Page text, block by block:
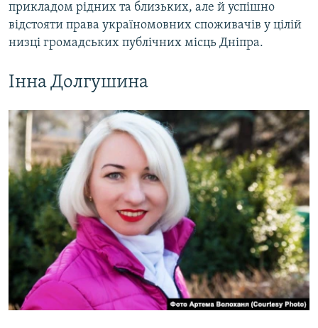
прикладом рідних та близьких, але й успішно
відстояти права україномовних споживачів у цілій
низці громадських публічних місць Дніпра.
Інна Долгушина